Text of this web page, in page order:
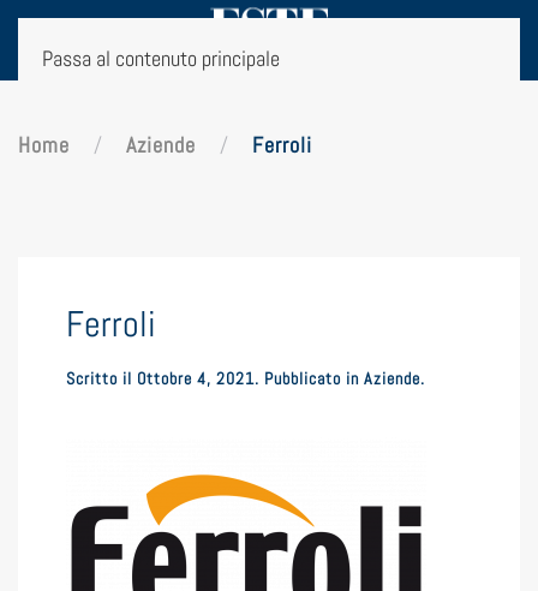
Passa al contenuto principale
Home Aziende Ferroli
Ferroli
Scritto il Ottobre 4, 2021. Pubblicato in Aziende.